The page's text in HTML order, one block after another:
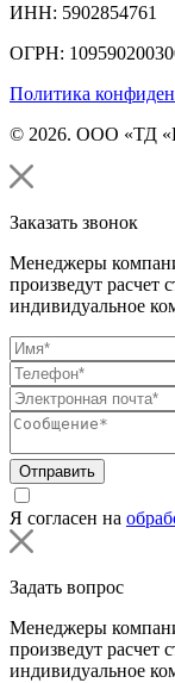
ИНН: 5902854761
ОГРН:
Политика
© 2026. ООО «ТД
Заказать звонок
Менеджеры
произведут расчет
индивидуальное
Отправить
Я согласен на
Задать вопрос
Менеджеры
произведут расчет
индивидуальное